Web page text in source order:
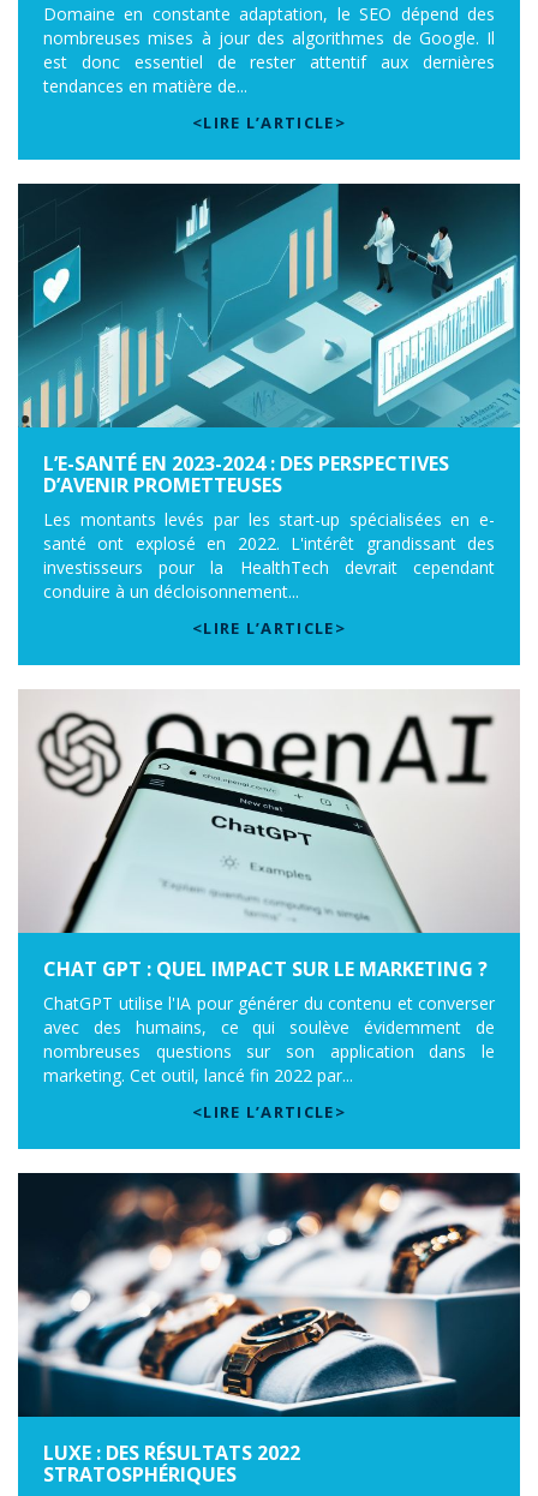
Domaine en constante adaptation, le SEO dépend des
nombreuses mises à jour des algorithmes de Google. Il
est donc essentiel de rester attentif aux dernières
tendances en matière de...
<LIRE L’ARTICLE>
L’E-SANTÉ EN 2023-2024 : DES PERSPECTIVES
D’AVENIR PROMETTEUSES
Les montants levés par les start-up spécialisées en e-
santé ont explosé en 2022. L'intérêt grandissant des
investisseurs pour la HealthTech devrait cependant
conduire à un décloisonnement...
<LIRE L’ARTICLE>
CHAT GPT : QUEL IMPACT SUR LE MARKETING ?
ChatGPT utilise l'IA pour générer du contenu et converser
avec des humains, ce qui soulève évidemment de
nombreuses questions sur son application dans le
marketing. Cet outil, lancé fin 2022 par...
<LIRE L’ARTICLE>
LUXE : DES RÉSULTATS 2022
STRATOSPHÉRIQUES